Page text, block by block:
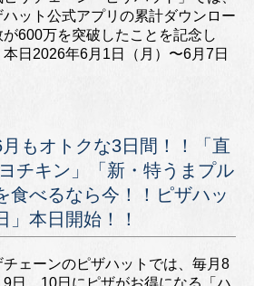
ハット公式アプリの累計ダウンロー
が600万を突破したことを記念し
本日2026年6月1日（月）〜6月7日
もオトクな3日間！！「直
チキン」「新・特うまプル
食べるなら今！！ピザハッ
」本日開始！！
チェーンのピザハットでは、毎月8
9日、10日にピザがお得になる「ハ